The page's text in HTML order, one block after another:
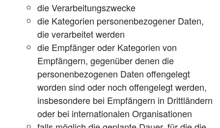
die Verarbeitungszwecke
die Kategorien personenbezogener Daten,
die verarbeitet werden
die Empfänger oder Kategorien von
Empfängern, gegenüber denen die
personenbezogenen Daten offengelegt
worden sind oder noch offengelegt werden,
insbesondere bei Empfängern in Drittländern
oder bei internationalen Organisationen